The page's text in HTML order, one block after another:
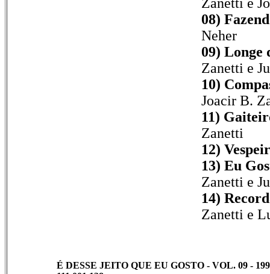
08)
Neher
09) Longe
Zanetti e
10)
Joacir B.
11)
Zanetti
12)
13) Eu
Zanetti e
14)
Zanetti e
É DESSE JEITO QUE EU GOSTO - VOL. 09 -